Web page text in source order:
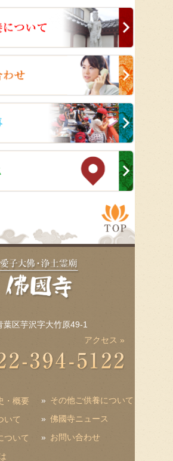
葉区芋沢字大竹原49-1
アクセス »
・概要
いて
ついて
» その他ご供養について
» 佛國寺ニュース
» お問い合わせ